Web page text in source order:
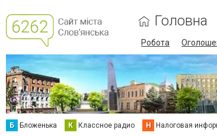
Головна
Робота
Б Бложенька К Классное радио Н Налоговая